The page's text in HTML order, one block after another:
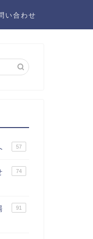
い合わせ
57
74
91